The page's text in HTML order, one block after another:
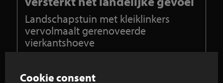
Landschapstuin met kleiklinkers
vervolmaalt gerenoveerde
vierkantshoeve
Cookie consent